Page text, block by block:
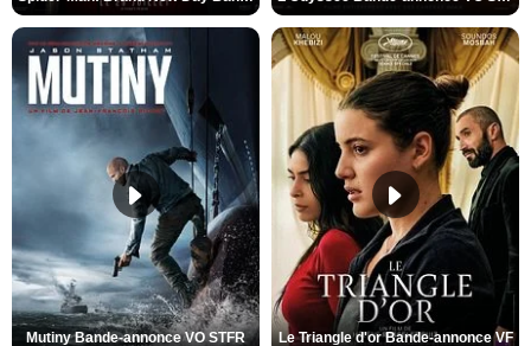
Mutiny Bande-annonce VO STFR Le Triangle d'or Bande-annonce VF